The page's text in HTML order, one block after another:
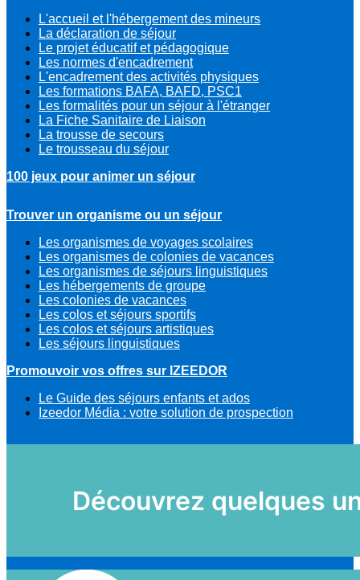
L'accueil et l'hébergement des mineurs
La déclaration de séjour
Le projet éducatif et pédagogique
Les normes d'encadrement
L'encadrement des activités physiques
Les formations BAFA, BAFD, PSC1
Les formalités pour un séjour à l'étranger
La Fiche Sanitaire de Liaison
La trousse de secours
Le trousseau du séjour
100 jeux pour animer un séjour
Trouver un organisme ou un séjour
Les organismes de voyages scolaires
Les organismes de colonies de vacances
Les organismes de séjours linguistiques
Les hébergements de groupe
Les colonies de vacances
Les colos et séjours sportifs
Les colos et séjours artistiques
Les séjours linguistiques
Promouvoir vos offres sur IZEEDOR
Le Guide des séjours enfants et ados
Izeedor Média : votre solution de prospection
Découvrez quelques